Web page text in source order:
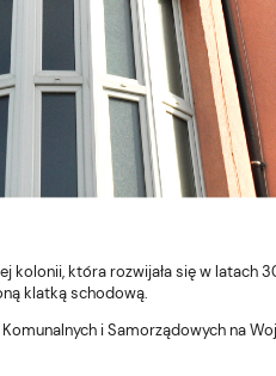
kolonii, która rozwijała się w latach
klatką schodową.
i Samorządowych na